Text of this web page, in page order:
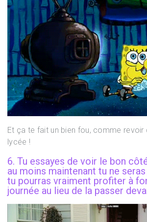
Et ça te fait un bien fou, comme revoir
lycée !
6. Tu essayes de voir le bon
au moins maintenant tu ne
tu pourras vraiment profiter à
journée au lieu de la passer